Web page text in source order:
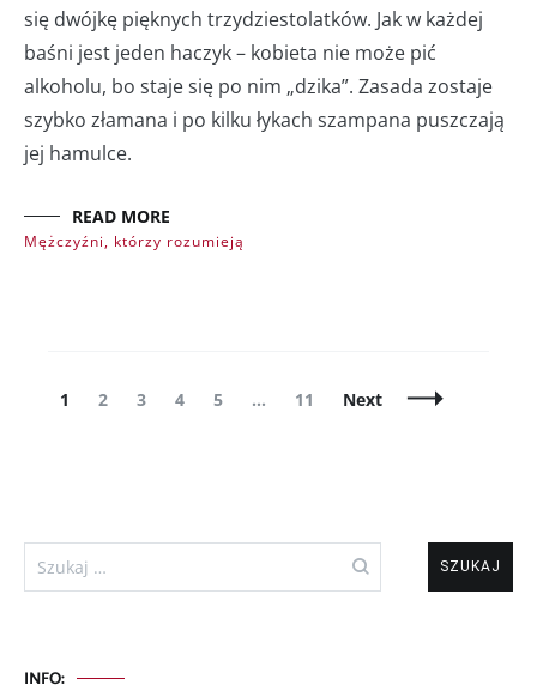
się dwójkę pięknych trzydziestolatków. Jak w każdej
baśni jest jeden haczyk – kobieta nie może pić
alkoholu, bo staje się po nim „dzika”. Zasada zostaje
szybko złamana i po kilku łykach szampana puszczają
jej hamulce.
READ MORE
Mężczyźni, którzy rozumieją
Posts
Page
1 Page
2 Page
3 Page
4 Page
5 … Page
11 Next
Szukaj:
INFO: